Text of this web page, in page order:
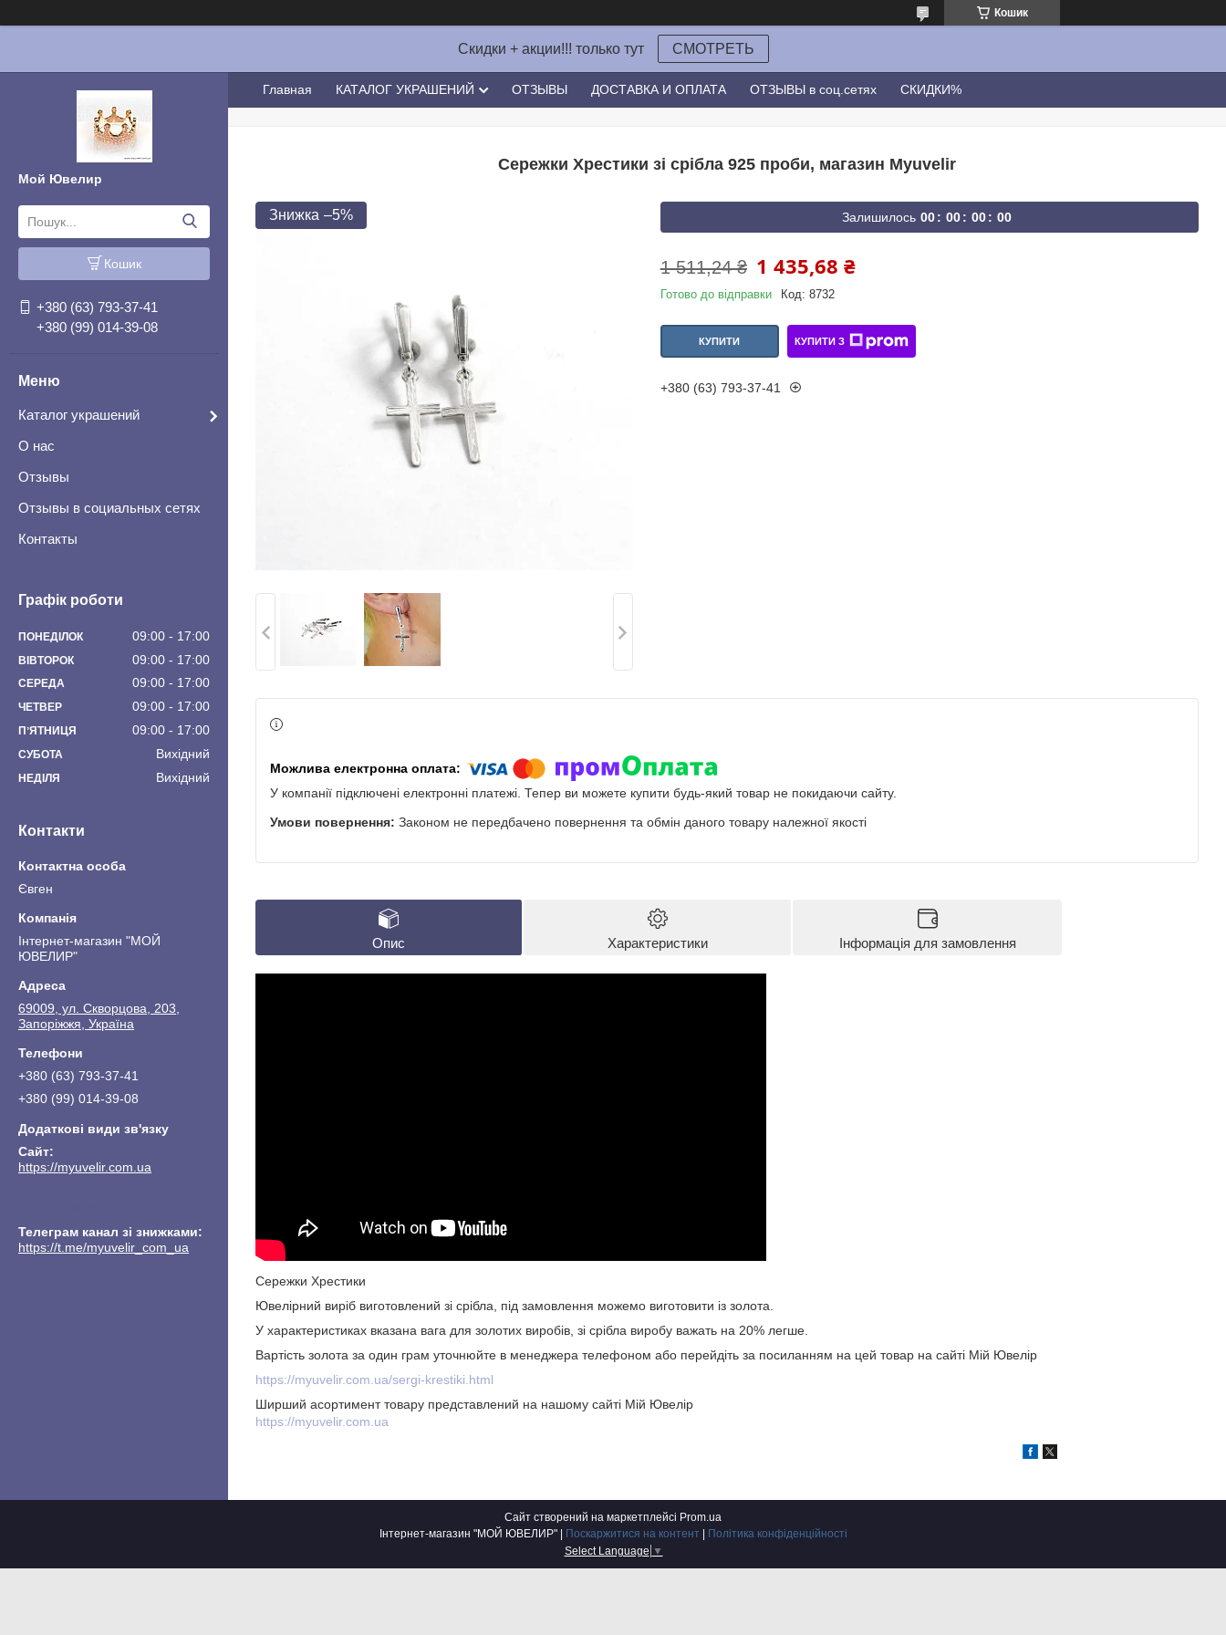
Кошик
Скидки + акции!!! только тут СМОТРЕТЬ
Мой Ювелир
Кошик
+380 (63) 793-37-41
+380 (99) 014-39-08
Каталог украшений
О нас
Отзывы
Отзывы в социальных сетях
Контакты
Графік роботи
ПОНЕДІЛОК 09:00 17:00
ВІВТОРОК 09:00 17:00
СЕРЕДА 09:00 17:00
ЧЕТВЕР 09:00 17:00
ПʼЯТНИЦЯ 09:00 17:00
СУБОТА Вихідний
НЕДІЛЯ Вихідний
Контакти
Євген
Інтернет-магазин "МОЙ
ЮВЕЛИР"
69009, ул. Скворцова, 203,
Запоріжжя, Україна
+380 (63) 793-37-41
+380 (99) 014-39-08
https://myuvelir.com.ua
Телеграм канал зі знижками
https://t.me/myuvelir_com_ua
Главная КАТАЛОГ УКРАШЕНИЙ ОТЗЫВЫ ДОСТАВКА И ОПЛАТА ОТЗЫВЫ в соц.сетях СКИДКИ%
Сережки Хрестики зі срібла 925 проби, магазин Myuvelir
–5% Залишилось 00 00 00 00
1 511,24 ₴ 1 435,68 ₴
Готово до відправки Код: 8732
КУПИТИ КУПИТИ З
+380 (63) 793-37-41
У компанії підключені електронні платежі. Тепер ви можете купити будь-який товар не покидаючи сайту.
Законом не передбачено повернення та обмін даного товару належної якості
Опис Характеристики Інформація для замовлення
Сережки Хрестики
Ювелірний виріб виготовлений зі срібла, під замовлення можемо виготовити із золота.
У характеристиках вказана вага для золотих виробів, зі срібла виробу важать на 20% легше.
Вартість золота за один грам уточнюйте в менеджера телефоном або перейдіть за посиланням на цей товар на сайті Мій Ювелір
https://myuvelir.com.ua/sergi-krestiki.html
Ширший асортимент товару представлений на нашому сайті Мій Ювелір
https://myuvelir.com.ua
Сайт створений на маркетплейсі Prom.ua
Поскаржитися на контент
Політика конфіденційності
Select Language ▼